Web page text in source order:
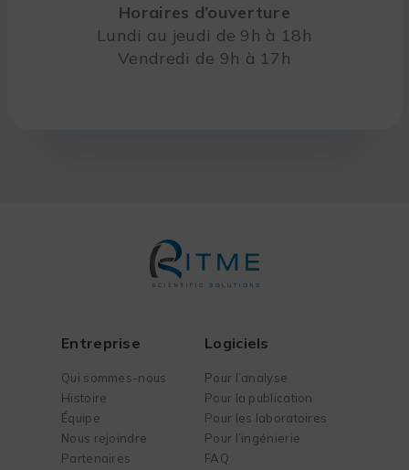
Horaires d’ouverture
Lundi au jeudi de 9h à 18h
Vendredi de 9h à 17h
Entreprise
Qui sommes-nous
Histoire
Équipe
Nous rejoindre
Partenaires
Logiciels
Pour l’analyse
Pour la publication
Pour les laboratoires
Pour l’ingénierie
FAQ